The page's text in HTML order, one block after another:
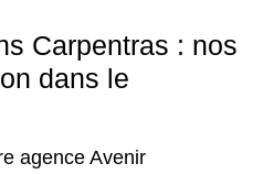
Carpentras : nos
dans le
agence Avenir